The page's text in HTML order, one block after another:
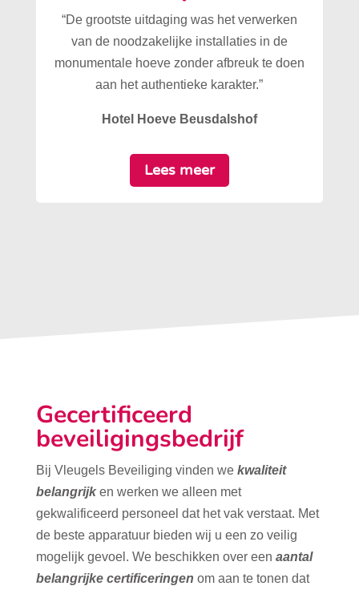
“De grootste uitdaging was het verwerken
van de noodzakelijke installaties in de
monumentale hoeve zonder afbreuk te doen
aan het authentieke karakter.”
Hotel Hoeve Beusdalshof
Lees meer
Gecertificeerd
beveiligingsbedrijf
Bij Vleugels Beveiliging vinden we kwaliteit
belangrijk en werken we alleen met
gekwalificeerd personeel dat het vak verstaat. Met
de beste apparatuur bieden wij u een zo veilig
mogelijk gevoel. We beschikken over een aantal
belangrijke certificeringen om aan te tonen dat